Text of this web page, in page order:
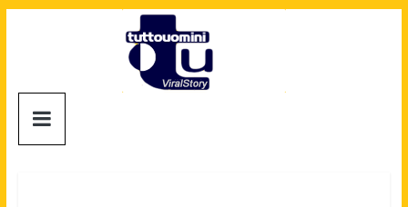
Tuttouomini